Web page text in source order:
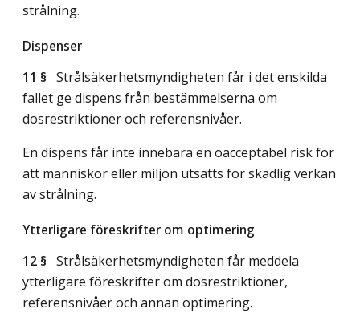
strålning.
Dispenser
11 § Strålsäkerhetsmyndigheten får i det enskilda
fallet ge dispens från bestämmelserna om
dosrestriktioner och referensnivåer.
En dispens får inte innebära en oacceptabel risk för
att människor eller miljön utsätts för skadlig verkan
av strålning.
Ytterligare föreskrifter om optimering
12 § Strålsäkerhetsmyndigheten får meddela
ytterligare föreskrifter om dosrestriktioner,
referensnivåer och annan optimering.